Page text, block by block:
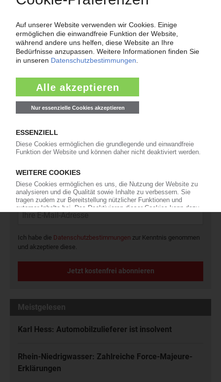
Force Majeure in der Kunststoffindustrie
wenn der Lieferant nicht mehr liefert – Informationen zum
Themenkomplex Force Majeure, Corona und Kunststoff-
Preisentwicklung sowie Tipps für die Praxis.
Newsletter
Die wichtigsten Nachrichten und Neuigkeiten aus der
Kunststoffbranche – jeden Tag brandaktuell!
Ich habe die Datenschutzbestimmungen zur Kenntnis genommen
und akzeptiere diese.
Jetzt kostenfrei abonnieren
Meistgelesen
Karl Hess: Automobilzulieferer ist insolvent
Rhein-Niedrigwasser: Zahlreiche Force-Majeure-
Erklärungen